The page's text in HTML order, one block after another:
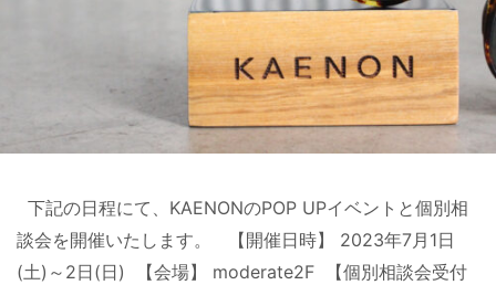
下記の日程にて、KAENONのPOP UPイベントと個別相
談会を開催いたします。 【開催日時】 2023年7月1日
(土)～2日(日) 【会場】 moderate2F 【個別相談会受付